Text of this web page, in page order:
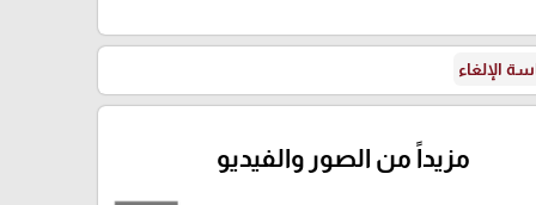
الإلغاء
مزيداً من الصور والفيديو